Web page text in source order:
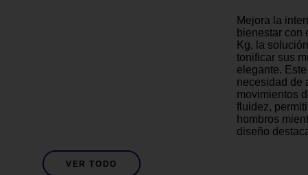
Descripción
Mejora la
bienestar con
Kg, la
tonificar sus
elegante. Este
necesidad de
movimientos
fluidez,
hombros
diseño
mantengan
durante
VER TODO